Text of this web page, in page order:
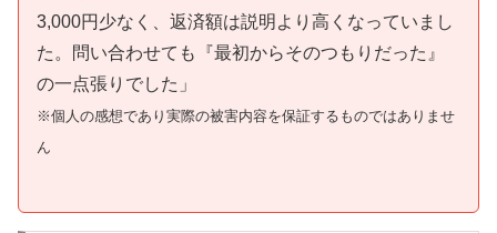
3,000円少なく、返済額は説明より高くなっていまし
た。問い合わせても『最初からそのつもりだった』
の一点張りでした」
※個人の感想であり実際の被害内容を保証するものではありませ
ん